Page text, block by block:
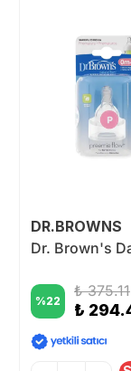
DR.BROWNS
%22
₺ 375.11
₺